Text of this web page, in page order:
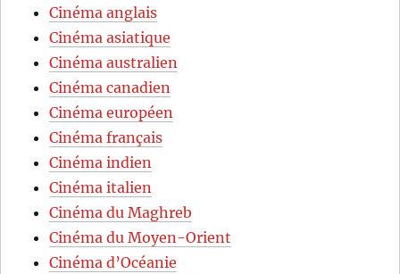
Cinéma anglais
Cinéma asiatique
Cinéma australien
Cinéma canadien
Cinéma européen
Cinéma français
Cinéma indien
Cinéma italien
Cinéma du Maghreb
Cinéma du Moyen-Orient
Cinéma d’Océanie